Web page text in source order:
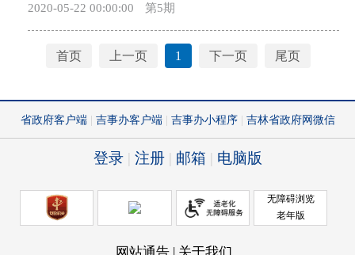
食品、药品、农业生产资料、特种设备、危险品等重
要产品生产经营企业追溯意识明显增强，运用信息技
术建设追溯体系的企业比例大幅提高；社会公众对追
场环境明显改善。 二、重点任务 (一)推进食
用农产品追溯体系建设。加快省级农产品质量安全信
息公共服务体系建设步伐。建立食用农产品质量安全
全程追溯协作机制，制定食用农产品追溯管理制度，
行。逐步推动农产品产地准出与市场准入相衔接，实
现主要食用农产品“从农田到餐桌”全过程追溯管理。
政府办公厅 2016年12月26日
省发展改革委《营造良好市场环境推动交通物流
融合发展工作方案》已经省政府同意，现转发给你
们，请认真贯彻执行。 吉林省人民政府办公厅
近年来，省委、省政府高度重视交通基础设施建
设和物流业发展，认真贯彻落实国家《中长期铁路网
规划（2016—2030年）》《国家公路网规划（2013—
年）》等文件精神，加大工作力度，完善政策措施，
全省综合交通体系不断完善，物流业取得了长足发
2020-05-22 00:00:00 第5期
首页 上一页 1 下一页 尾页